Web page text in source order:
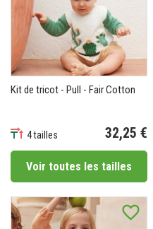
Kit de tricot - Pull - Fair Cotton
4 tailles 32,25 €
Voir toutes les tailles
favorite_border